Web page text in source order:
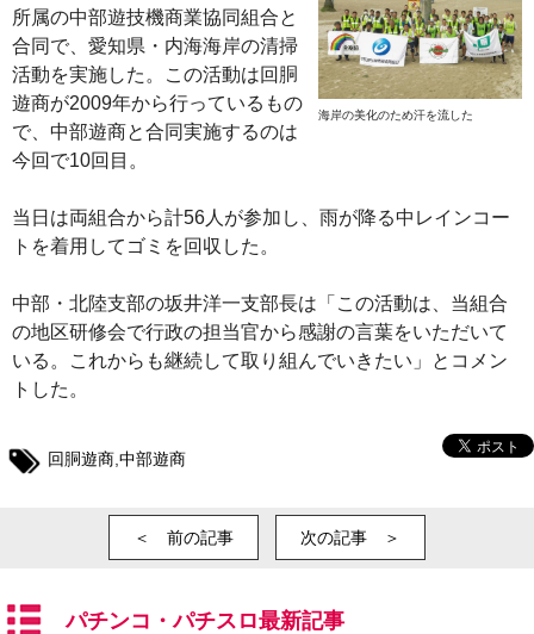
海岸の美化のため汗を流した
所属の中部遊技機商業協同組合と
合同で、愛知県・内海海岸の清掃
活動を実施した。この活動は回胴
遊商が2009年から行っているもの
で、中部遊商と合同実施するのは
今回で10回目。
当日は両組合から計56人が参加し、雨が降る中レインコー
トを着用してゴミを回収した。
中部・北陸支部の坂井洋一支部長は「この活動は、当組合
の地区研修会で行政の担当官から感謝の言葉をいただいて
いる。これからも継続して取り組んでいきたい」とコメン
トした。
回胴遊商 中部遊商
＜ 前の記事 次の記事 ＞
パチンコ・パチスロ最新記事